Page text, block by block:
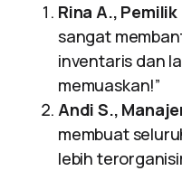
Rina A.,
sangat
inventaris dan
memuaskan!”
Andi S.,
membuat
lebih